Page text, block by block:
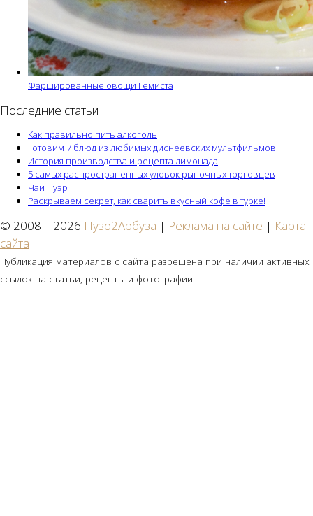
Фаршированные овощи Гемиста
Последние статьи
Как правильно пить алкоголь
Готовим 7 блюд из любимых диснеевских мультфильмов
История производства и рецепта лимонада
5 самых распространенных уловок рыночных торговцев
Чай Пуэр
Раскрываем секрет, как сварить вкусный кофе в турке!
© 2008 – 2026 Пузо2Арбуза | Реклама на сайте | Карта
сайта
Публикация материалов с сайта разрешена при наличии активных
ссылок на статьи, рецепты и фотографии.